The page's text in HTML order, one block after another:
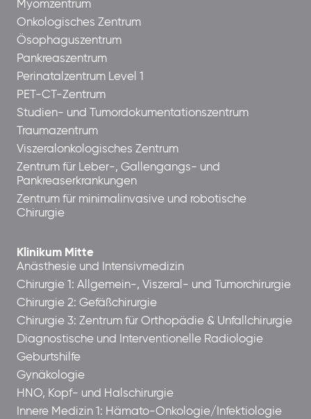
Myomzentrum
Onkologisches Zentrum
Ösophaguszentrum
Pankreaszentrum
Perinatalzentrum Level 1
PET-CT-Zentrum
Studien- und Tumordokumentationszentrum
Traumazentrum
Viszeralonkologisches Zentrum
Zentrum für Leber-, Gallengangs- und
Pankreaserkrankungen
Zentrum für minimalinvasive und robotische
Chirurgie
Klinikum Mitte
Anästhesie und Intensivmedizin
Chirurgie 1: Allgemein-, Viszeral- und Tumorchirurgie
Chirurgie 2: Gefäßchirurgie
Chirurgie 3: Zentrum für Orthopädie & Unfallchirurgie
Diagnostische und Interventionelle Radiologie
Geburtshilfe
Gynäkologie
HNO, Kopf- und Halschirurgie
Innere Medizin 1: Hämato-Onkologie/Infektiologie